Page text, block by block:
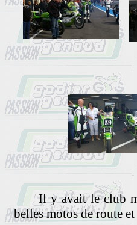
Il y avait le club
belles motos de route